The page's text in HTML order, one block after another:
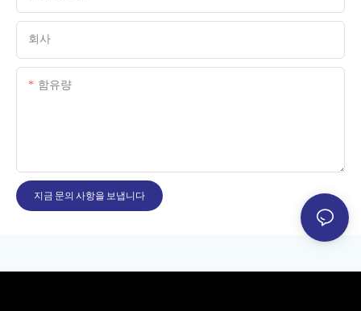
회사
함유량
지금 문의 사항을 보냅니다